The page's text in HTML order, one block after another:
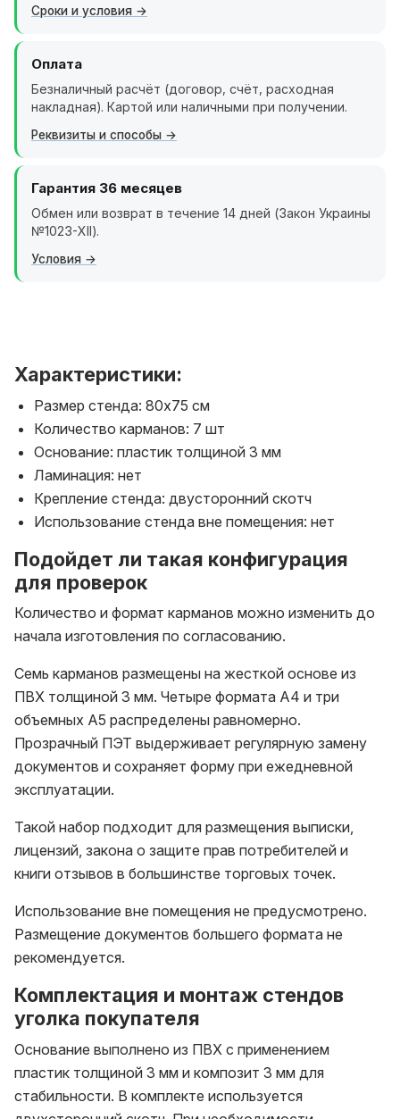
Сроки и условия
Оплата
Безналичный расчёт (договор, счёт, расходная
накладная). Картой или наличными при получении.
Реквизиты и способы
Гарантия 36 месяцев
Обмен или возврат в течение 14 дней (Закон Украины
№1023-XII).
Условия
Характеристики:
Размер стенда: 80х75 см
Количество карманов: 7 шт
Основание: пластик толщиной 3 мм
Ламинация: нет
Крепление стенда: двусторонний скотч
Использование стенда вне помещения: нет
Подойдет ли такая конфигурация
для проверок
Количество и формат карманов можно изменить до
начала изготовления по согласованию.
Семь карманов размещены на жесткой основе из
ПВХ толщиной 3 мм. Четыре формата A4 и три
объемных A5 распределены равномерно.
Прозрачный ПЭТ выдерживает регулярную замену
документов и сохраняет форму при ежедневной
эксплуатации.
Такой набор подходит для размещения выписки,
лицензий, закона о защите прав потребителей и
книги отзывов в большинстве торговых точек.
Использование вне помещения не предусмотрено.
Размещение документов большего формата не
рекомендуется.
Комплектация и монтаж стендов
уголка покупателя
Основание выполнено из ПВХ с применением
пластик толщиной 3 мм и композит 3 мм для
стабильности. В комплекте используется